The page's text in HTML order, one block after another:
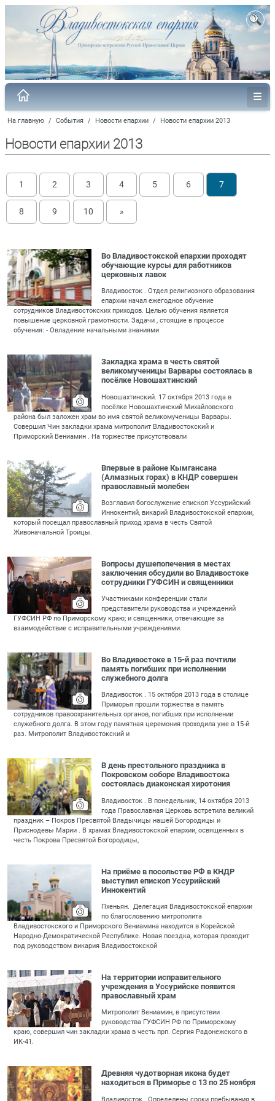
На главную / События / Новости епархии / Новости епархии 2013
Новости епархии 2013
1 2 3 4 5 6 7
8 9 10 »
Во Владивостокской епархии проходят
обучающие курсы для работников
церковных лавок
Владивосток . Отдел религиозного образования
епархии начал ежегодное обучение
сотрудников Владивостокских приходов. Целью обучения является
повышение церковной грамотности. Задачи , стоящие в процессе
обучения: - Овладение начальными знаниями
Закладка храма в честь святой
великомученицы Варвары состоялась в
посёлке Новошахтинский
Новошахтинский. 17 октября 2013 года в
посёлке Новошахтинский Михайловского
района был заложен храм во имя святой великомученицы Варвары.
Совершил Чин закладки храма митрополит Владивостокский и
Приморский Вениамин . На торжестве присутствовали
Впервые в районе Кымгансана
(Алмазных горах) в КНДР совершен
православный молебен
Возглавил богослужение епископ Уссурийский
Иннокентий, викарий Владивостокской епархии,
который посещал православный приход храма в честь Святой
Живоначальной Троицы.
Вопросы душепопечения в местах
заключения обсудили во Владивостоке
сотрудники ГУФСИН и священники
Участниками конференции стали
представители руководства и учреждений
ГУФСИН РФ по Приморскому краю; и священники, отвечающие за
взаимодействие с исправительными учреждениями.
Во Владивостоке в 15-й раз почтили
память погибших при исполнении
служебного долга
Владивосток . 15 октября 2013 года в столице
Приморья прошли торжества в память
сотрудников правоохранительных органов, погибших при исполнении
служебного долга. В этом году памятная церемония проходила уже в 15-й
раз. Митрополит Владивостокский и
В день престольного праздника в
Покровском соборе Владивостока
состоялась диаконская хиротония
Владивосток . В понедельник, 14 октября 2013
года Православная Церковь встретила великий
праздник – Покров Пресвятой Владычицы нашей Богородицы и
Приснодевы Марии . В храмах Владивостокской епархии, освященных в
честь Покрова Пресвятой Богородицы,
На приёме в посольстве РФ в КНДР
выступил епископ Уссурийский
Иннокентий
Пхеньян. Делегация Владивостокской епархии
по благословению митрополита
Владивостокского и Приморского Вениамина находится в Корейской
Народно-Демократической Республике. Новая поездка, которая проходит
под руководством викария Владивостокской
На территории исправительного
учреждения в Уссурийске появится
православный храм
Митрополит Вениамин, в присутствии
руководства ГУФСИН РФ по Приморскому
краю, совершил чин закладки храма в честь прп. Сергия Радонежского в
ИК-41.
Древняя чудотворная икона будет
находиться в Приморье с 13 по 25 ноября
Владивосток . Определены сроки пребывания в